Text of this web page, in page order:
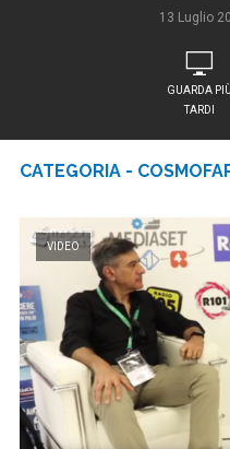
13 Luglio
GUARDA PIÙ
TARDI
CATEGORIA -
VIDEO